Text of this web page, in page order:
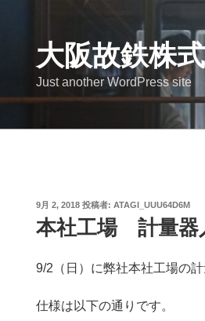
大阪故鉄株
Just another WordPress site
投
日:
9月 2, 2018 投稿者: ATAGI_UUU64D6M
本社工場 計量器
9/2（日）に弊社本社工場の
仕様は以下の通りです。